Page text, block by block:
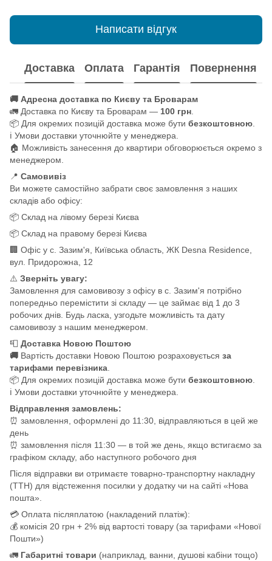
Написати відгук
Доставка Оплата Гарантія Повернення
🚚 Адресна доставка по Києву та Броварам
🚛 Доставка по Києву та Броварам — 100 грн
📦 Для окремих позицій доставка може бути безкоштовною
ℹ️ Умови доставки уточнюйте у менеджера.
🏠 Можливість занесення до квартири обговорюється окремо з
менеджером.
📍 Самовивіз
Ви можете самостійно забрати своє замовлення з наших
складів або офісу:
📦 Склад на лівому березі Києва
📦 Склад на правому березі Києва
🏢 Офіс у с. Зазим'я, Київська область, ЖК Desna Residence,
вул. Придорожна, 12
⚠️ Зверніть увагу:
Замовлення для самовивозу з офісу в с. Зазим'я потрібно
попередньо перемістити зі складу — це займає від 1 до 3
робочих днів. Будь ласка, узгодьте можливість та дату
самовивозу з нашим менеджером.
📮 Доставка Новою Поштою
🚚 Вартість доставки Новою Поштою розраховується за
тарифами перевізника
📦 Для окремих позицій доставка може бути безкоштовною
ℹ️ Умови доставки уточнюйте у менеджера.
Відправлення замовлень:
⏰ замовлення, оформлені до 11:30, відправляються в цей же
день
⏰ замовлення після 11:30 — в той же день, якщо встигаємо за
графіком складу, або наступного робочого дня
Після відправки ви отримаєте товарно-транспортну накладну
(ТТН) для відстеження посилки у додатку чи на сайті «Нова
пошта».
💳 Оплата післяплатою (накладений платіж):
💰 комісія 20 грн + 2% від вартості товару (за тарифами «Нової
Пошти»)
🚛 Габаритні товари (наприклад, ванни, душові кабіни тощо)